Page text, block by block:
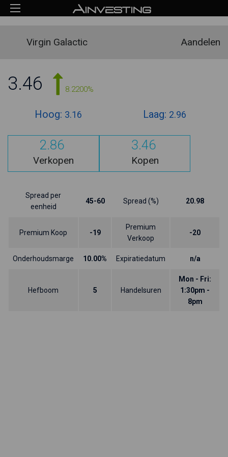
Virgin Galactic Aandelen
3.46 8.2200%
Hoog: 3.16 Laag: 2.96
2.86
Verkopen
3.46
Kopen
Spread per
eenheid
45-60 Spread (%) 20.98
Premium Koop -19
Premium
Verkoop
-20
Onderhoudsmarge 10.00% Expiratiedatum n/a
Hefboom 5 Handelsuren
Mon - Fri:
1:30pm -
8pm